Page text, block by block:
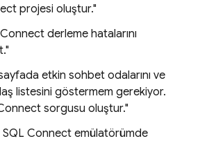
projesi oluştur."
derleme hatalarını
etkin sohbet odalarını ve
listesini göstermem gerekiyor.
sorgusu oluştur."
SQL Connect emülatörümde